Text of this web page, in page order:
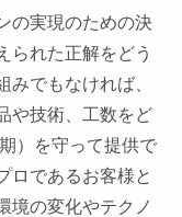
の実現のための決
られた正解をどう
でもなければ、
や技術、工数をど
）を守って提供で
ロであるお客様と
境の変化やテクノ